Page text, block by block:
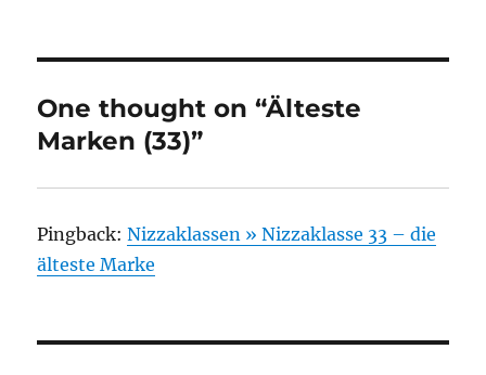
One thought on “Älteste
Marken (33)”
Pingback:Nizzaklassen » Nizzaklasse 33 – die
älteste Marke